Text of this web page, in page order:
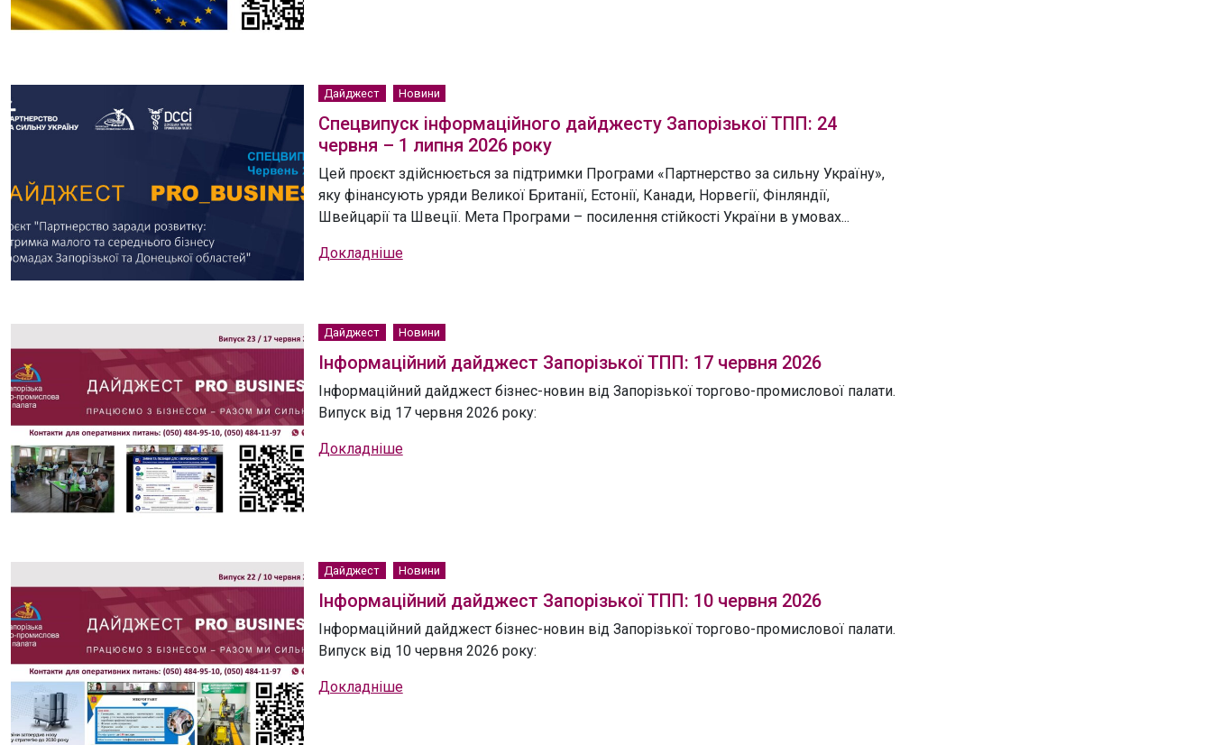
Дайджест Новини
Спецвипуск інформаційного дайджесту Запорізької ТПП: 24
червня – 1 липня 2026 року
Цей проєкт здійснюється за підтримки Програми «Партнерство за сильну Україну»,
яку фінансують уряди Великої Британії, Естонії, Канади, Норвегії, Фінляндії,
Швейцарії та Швеції. Мета Програми – посилення стійкості України в умовах...
Докладніше
Дайджест Новини
Інформаційний дайджест Запорізької ТПП: 17 червня 2026
Інформаційний дайджест бізнес-новин від Запорізької торгово-промислової палати.
Випуск від 17 червня 2026 року:
Докладніше
Дайджест Новини
Інформаційний дайджест Запорізької ТПП: 10 червня 2026
Інформаційний дайджест бізнес-новин від Запорізької торгово-промислової палати.
Випуск від 10 червня 2026 року:
Докладніше